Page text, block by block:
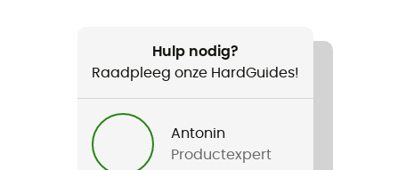
Hulp nodig?
Raadpleeg onze HardGuides!
Antonin
Productexpert